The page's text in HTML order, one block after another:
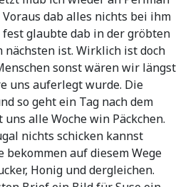
dab alles nichts bei ihm
glaubte dab in der gröbten
nächsten ist. Wirklich ist doch
sonst wären wir längst
uns auferlegt wurde. Die
so geht ein Tag nach dem
alle Woche win Päckchen.
nichts schicken kannst
bekommen auf diesem Wege
Honig und dergleichen.